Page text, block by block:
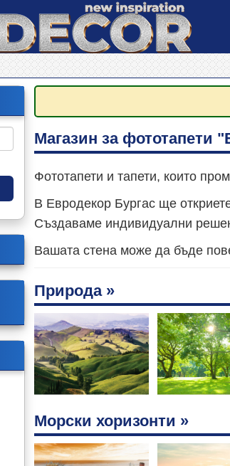
Магазин за фототапети
Фототапети и тапети, които
В Евродекор Бургас ще
Създаваме индивидуални
Вашата стена може да бъде
Природа »
Морски хоризонти »